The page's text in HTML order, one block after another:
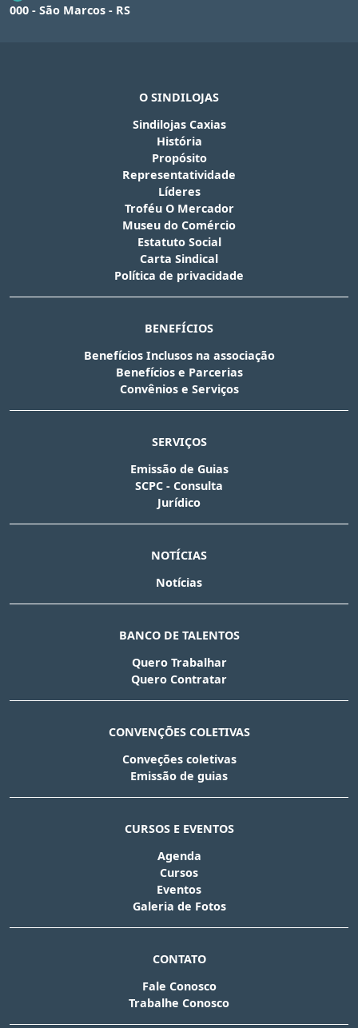
000 - São Marcos - RS
O SINDILOJAS
Sindilojas Caxias
História
Propósito
Representatividade
Líderes
Troféu O Mercador
Museu do Comércio
Estatuto Social
Carta Sindical
Política de privacidade
BENEFÍCIOS
Benefícios Inclusos na associação
Benefícios e Parcerias
Convênios e Serviços
SERVIÇOS
Emissão de Guias
SCPC - Consulta
Jurídico
NOTÍCIAS
Notícias
BANCO DE TALENTOS
Quero Trabalhar
Quero Contratar
CONVENÇÕES COLETIVAS
Conveções coletivas
Emissão de guias
CURSOS E EVENTOS
Agenda
Cursos
Eventos
Galeria de Fotos
CONTATO
Fale Conosco
Trabalhe Conosco